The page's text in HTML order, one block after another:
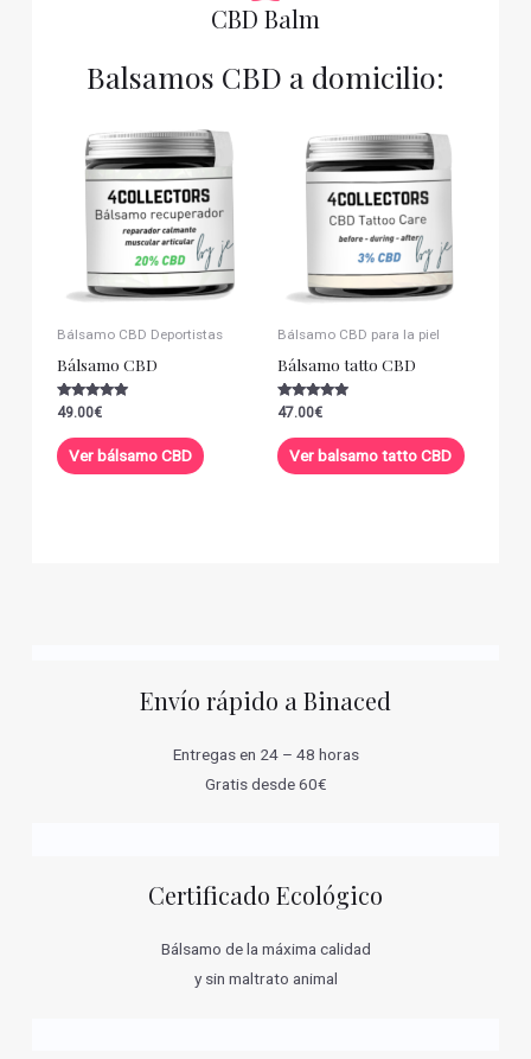
CBD Balm
Balsamos CBD a domicilio:
Bálsamo CBD Deportistas
Bálsamo CBD
Valorado con
de 5
49.00€
Ver bálsamo CBD
Bálsamo CBD para la piel
Bálsamo tatto CBD
Valorado con
de 5
47.00€
Ver balsamo tatto CBD
Envío rápido a Binaced
Entregas en 24 – 48 horas
Gratis desde 60€
Certificado Ecológico
Bálsamo de la máxima calidad
y sin maltrato animal